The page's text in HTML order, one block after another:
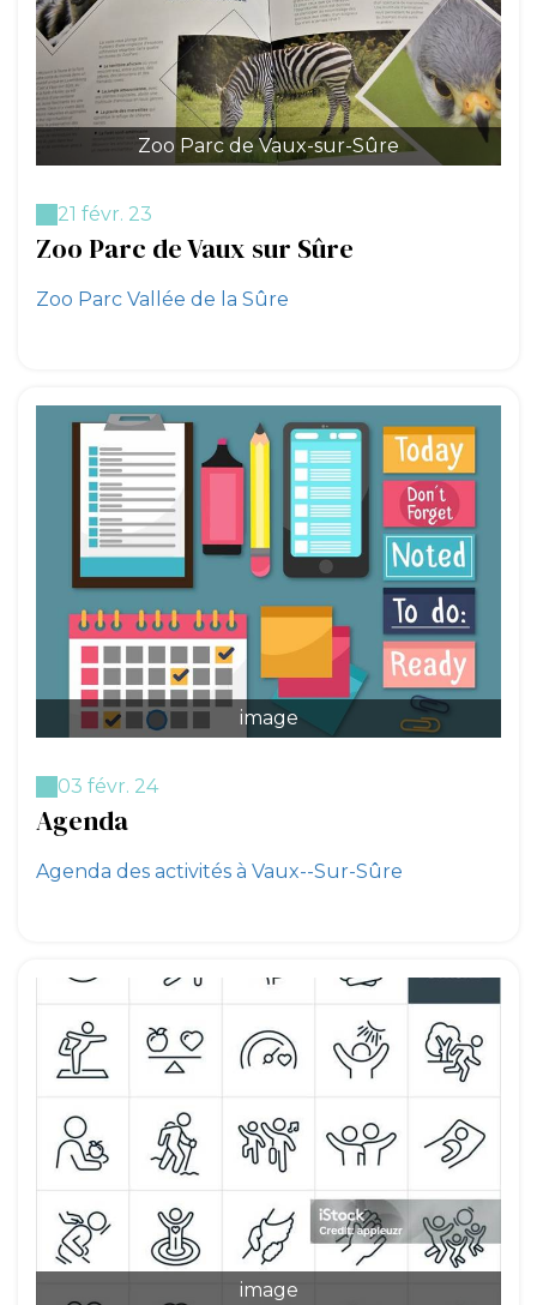
Zoo Parc de Vaux-sur-Sûre
21 févr. 23
Zoo Parc de Vaux sur Sûre
Zoo Parc Vallée de la Sûre
image
03 févr. 24
Agenda
Agenda des activités à Vaux--Sur-Sûre
image